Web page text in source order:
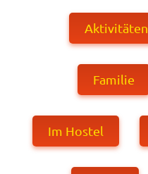
Aktivitäten
Familie
Im Hostel